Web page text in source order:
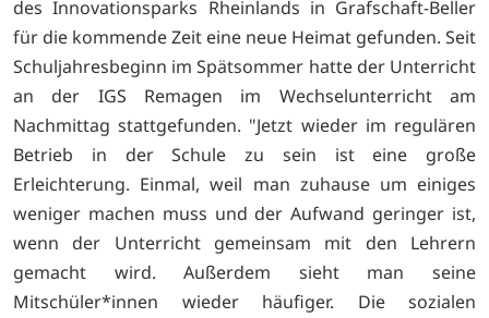
des Innovationsparks Rheinlands in Grafschaft-Beller
für die kommende Zeit eine neue Heimat gefunden. Seit
Schuljahresbeginn im Spätsommer hatte der Unterricht
an der IGS Remagen im Wechselunterricht am
Nachmittag stattgefunden. "Jetzt wieder im regulären
Betrieb in der Schule zu sein ist eine große
Erleichterung. Einmal, weil man zuhause um einiges
weniger machen muss und der Aufwand geringer ist,
wenn der Unterricht gemeinsam mit den Lehrern
gemacht wird. Außerdem sieht man seine
Mitschüler*innen wieder häufiger. Die sozialen